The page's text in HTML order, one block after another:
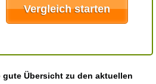
gute Übersicht zu den aktuellen